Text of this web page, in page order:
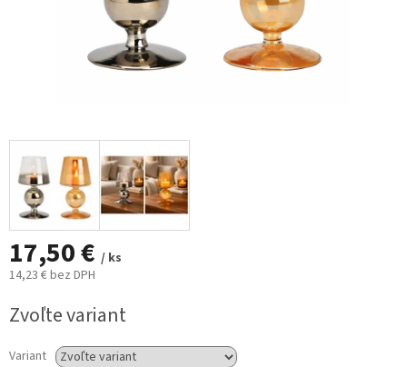
17,50 € / ks
14,23 € bez DPH
cena:
Zvoľte variant
Variant